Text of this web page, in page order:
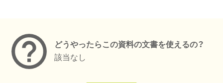
どうやったらこの資料の文書を使えるの？
該当なし